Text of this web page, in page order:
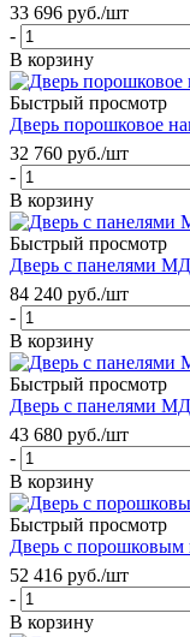
33 696 руб./шт
-
В корзину
Быстрый просмотр
Дверь порошковое
32 760 руб./шт
-
В корзину
Быстрый просмотр
Дверь с панелями
84 240 руб./шт
-
В корзину
Быстрый просмотр
Дверь с панелями
43 680 руб./шт
-
В корзину
Быстрый просмотр
Дверь с
52 416 руб./шт
-
В корзину